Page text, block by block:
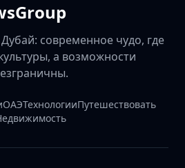
современное чудо, где
а возможности
ОАЭТехнологииПутешествовать